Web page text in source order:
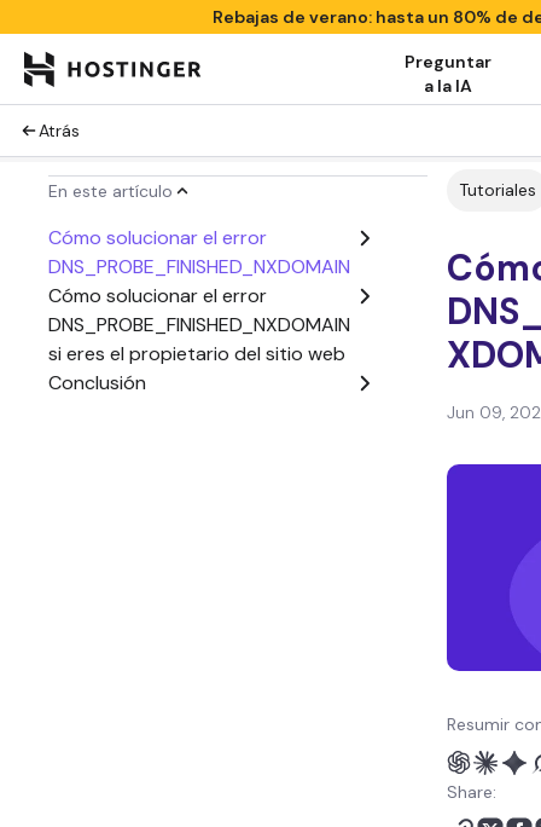
Rebajas de verano: hasta un 80% de
Preguntar
a la IA
Atrás
En este artículo
Cómo solucionar el error
DNS_PROBE_FINISHED_NXDOMAIN
Cómo solucionar el error
DNS_PROBE_FINISHED_NXDOMAIN
si eres el propietario del sitio web
Conclusión
Tutoriales
Jun 09,
Resumir
Share: